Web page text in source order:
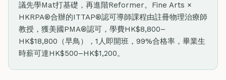
議先學Mat打基礎，再進階Reformer。Fine Arts ×
HKRPA®合辦的ITTAP®認可導師課程由註冊物理治療師
教授，獲美國PMA®認可，學費HK$8,800–
HK$18,800（早鳥），1人即開班，99%合格率，畢業生
時薪可達HK$500–HK$1,200。